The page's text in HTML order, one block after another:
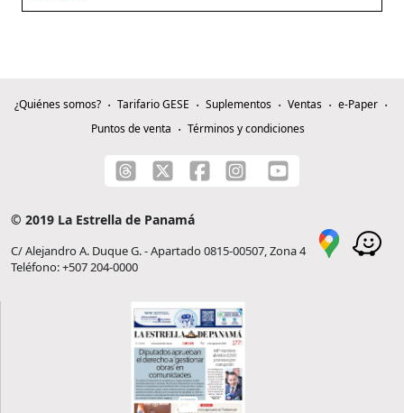
¿Quiénes somos? Tarifario GESE Suplementos Ventas
e-Paper
Puntos de venta
Términos y condiciones
© 2019 La Estrella de Panamá
C/ Alejandro A. Duque G. - Apartado 0815-00507, Zona 4
Teléfono: +507 204-0000